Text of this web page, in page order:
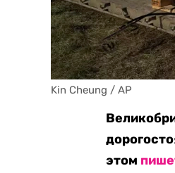
Kin Cheung / AP
этом